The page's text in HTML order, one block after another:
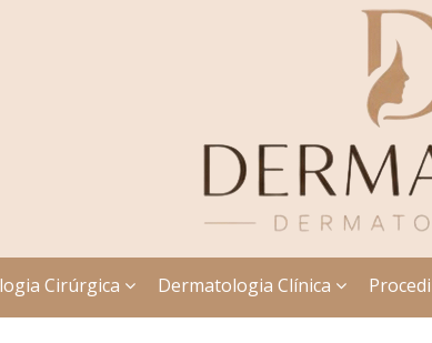
Cirúrgica Dermatologia Clínica